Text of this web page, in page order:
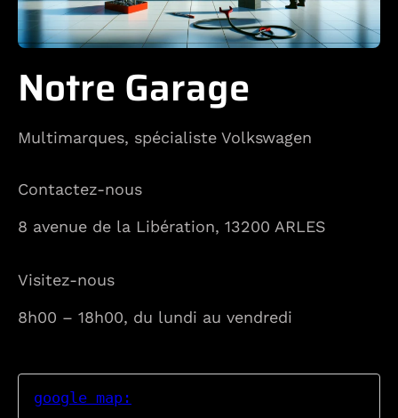
Notre Garage
Multimarques, spécialiste Volkswagen
Contactez-nous
8 avenue de la Libération, 13200 ARLES
Visitez-nous
8h00 – 18h00, du lundi au vendredi
google map: